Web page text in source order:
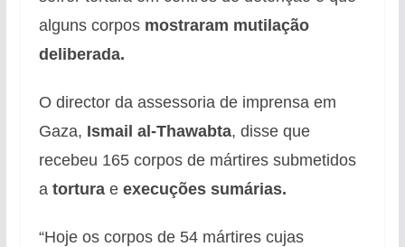
alguns corpos mostraram mutilação
deliberada.
O director da assessoria de imprensa em
Gaza, Ismail al-Thawabta, disse que
recebeu 165 corpos de mártires submetidos
a torturae execuções sumárias.
“Hoje os corpos de 54 mártires cujas